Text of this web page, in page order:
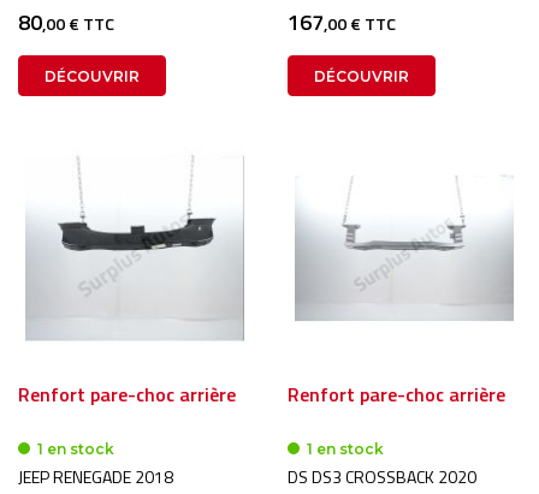
80,00 € TTC
DÉCOUVRIR
167,00 € TTC
DÉCOUVRIR
Renfort pare-choc arrière
1 en stock
JEEP RENEGADE 2018
Renfort pare-choc arrière
1 en stock
DS DS3 CROSSBACK 2020